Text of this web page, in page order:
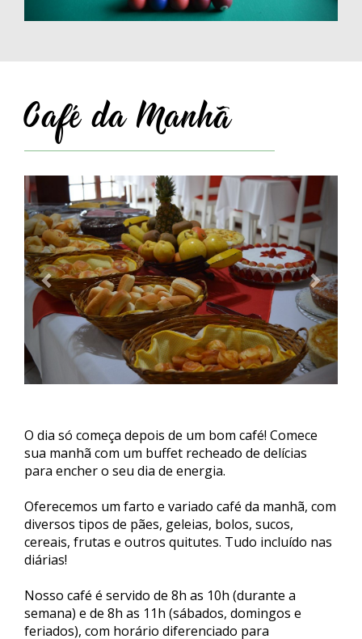
Café da Manhã
Anterior
O dia só começa depois de um bom café! Comece
sua manhã com um buffet recheado de delícias
para encher o seu dia de energia.
Oferecemos um farto e variado café da manhã, com
diversos tipos de pães, geleias, bolos, sucos,
cereais, frutas e outros quitutes. Tudo incluído nas
diárias!
Nosso café é servido de 8h as 10h (durante a
semana) e de 8h as 11h (sábados, domingos e
feriados), com horário diferenciado para